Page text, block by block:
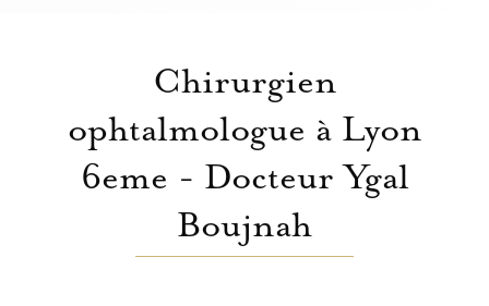
Chirurgien
ophtalmologue à Lyon
6eme - Docteur Ygal
Boujnah